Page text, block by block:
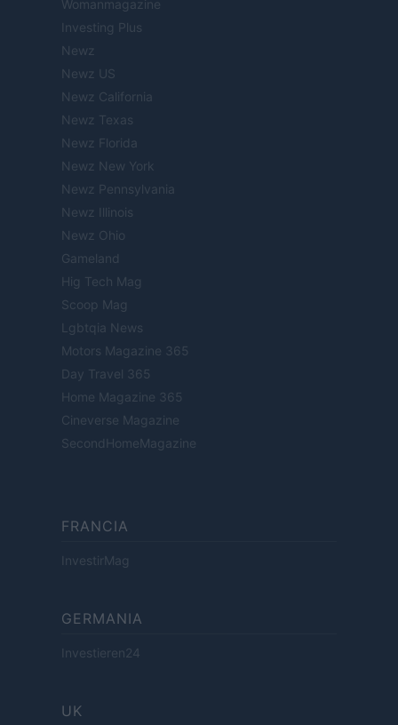
Womanmagazine
Investing Plus
Newz
Newz US
Newz California
Newz Texas
Newz Florida
Newz New York
Newz Pennsylvania
Newz Illinois
Newz Ohio
Gameland
Hig Tech Mag
Scoop Mag
Lgbtqia News
Motors Magazine 365
Day Travel 365
Home Magazine 365
Cineverse Magazine
SecondHomeMagazine
FRANCIA
InvestirMag
GERMANIA
Investieren24
UK